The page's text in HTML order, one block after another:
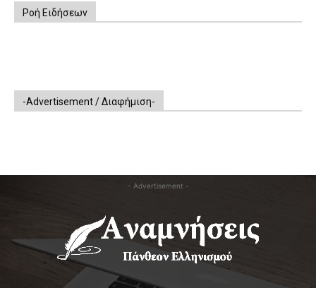
Ροή Ειδήσεων
-Advertisement / Διαφήμιση-
- Advertisement -